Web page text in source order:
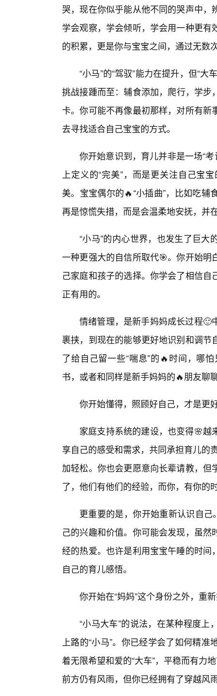
哭，现在你似乎能从他不同的哭声中
学会观察，学会倾听，学会用一种更
的积累，更是你与宝宝之间，通过无数
“小马”的“驾驭”能力在提升，但“
挑战接踵而至：辅食添加，爬行，学
卡。你可能不再像最初那样，对所有
去寻找适合自己宝宝的方式。
你开始意识到，育儿并非是一场“
上定义的“完美”，而是更关注自己宝
美。宝宝偶尔的🔥“小插曲”，比如吃
再是惊慌失措，而是会温柔地安抚，并
“小马”的内心世界，也发生了巨
一种更强大的自信所取代🎯。你开始
己家庭和孩子的选择。你学会了相信
正有用的。
情绪管理，是新手妈妈成长过程🙂
裹挟，到现在的能够更好地识别和调
了给自己留一些“喘息”的🔥时间，哪
书，或者和同样是新手妈妈的🔥朋友聊
你开始懂得，照顾好自己，才是更
家庭支持系统的建设，也变得🌸
享自己的感受和需求，共同承担育儿的
加轻松。你也会更愿意向长辈请教，
了，他们有他们的经验，而你，有你的
更重要的是，你开始重新认识自己
己的兴趣和价值。你可能会发现，虽
经的热爱。也许是利用宝宝午睡的时
自己的育儿感悟。
你开始在“妈妈”这个身份之外，重
“小马大车”的说法，在某种程度
上路的“小马”。你已经学会了如何精
着无限希望和爱的“大车”，平稳而有力
前方仍有风雨，但你已经拥有了穿越风